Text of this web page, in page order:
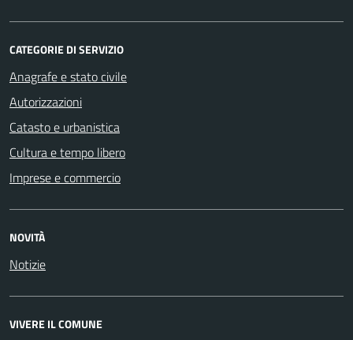
CATEGORIE DI SERVIZIO
Anagrafe e stato civile
Autorizzazioni
Catasto e urbanistica
Cultura e tempo libero
Imprese e commercio
NOVITÀ
Notizie
VIVERE IL COMUNE